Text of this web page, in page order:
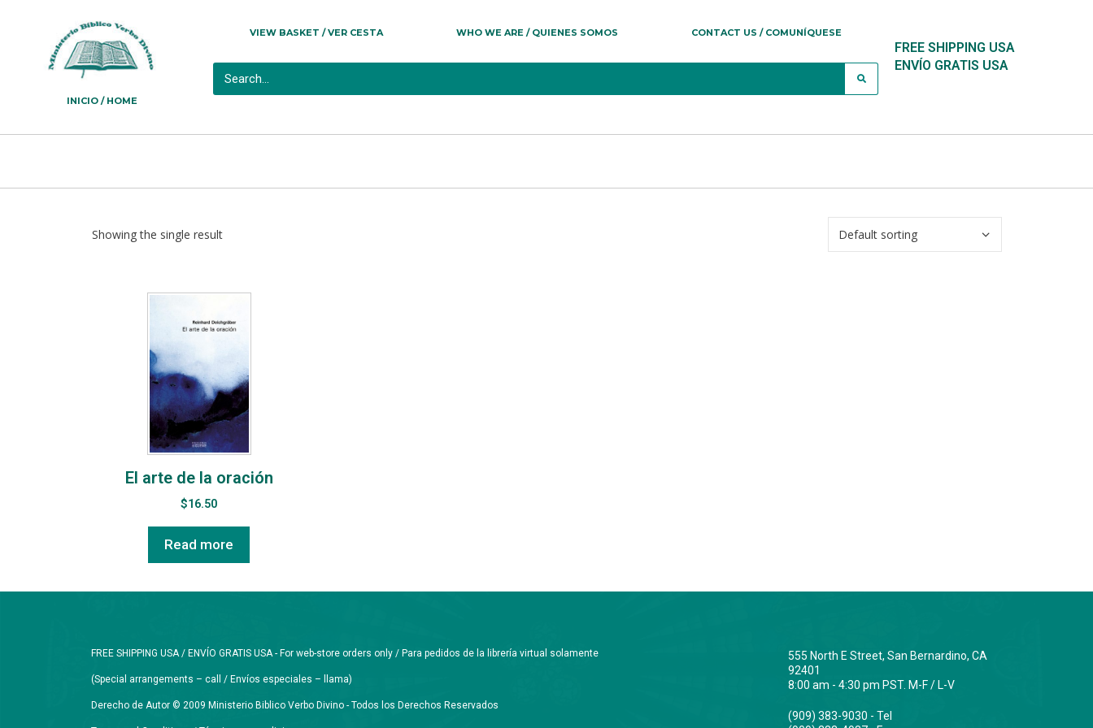
INICIO / HOME
VIEW BASKET / VER CESTA WHO WE ARE / QUIENES SOMOS CONTACT US / COMUNÍQUESE
FREE SHIPPING USA
ENVÍO GRATIS USA
Showing the single result
El arte de la oración
$16.50
Read more
FREE SHIPPING USA / ENVÍO GRATIS USA - For web-store orders only / Para pedidos de la librería virtual solamente
(Special arrangements – call / Envíos especiales – llama)
Derecho de Autor © 2009 Ministerio Biblico Verbo Divino - Todos los Derechos Reservados
555 North E Street, San Bernardino, CA
92401
8:00 am - 4:30 pm PST. M-F / L-V
(909) 383-9030 - Tel